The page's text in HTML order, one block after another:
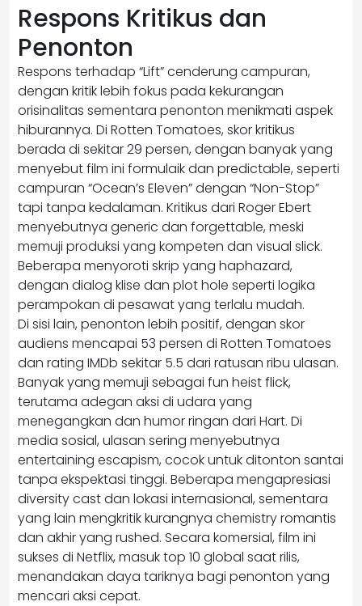
Respons Kritikus dan
Penonton
Respons terhadap “Lift” cenderung campuran,
dengan kritik lebih fokus pada kekurangan
orisinalitas sementara penonton menikmati aspek
hiburannya. Di Rotten Tomatoes, skor kritikus
berada di sekitar 29 persen, dengan banyak yang
menyebut film ini formulaik dan predictable, seperti
campuran “Ocean’s Eleven” dengan “Non-Stop”
tapi tanpa kedalaman. Kritikus dari Roger Ebert
menyebutnya generic dan forgettable, meski
memuji produksi yang kompeten dan visual slick.
Beberapa menyoroti skrip yang haphazard,
dengan dialog klise dan plot hole seperti logika
perampokan di pesawat yang terlalu mudah.
Di sisi lain, penonton lebih positif, dengan skor
audiens mencapai 53 persen di Rotten Tomatoes
dan rating IMDb sekitar 5.5 dari ratusan ribu ulasan.
Banyak yang memuji sebagai fun heist flick,
terutama adegan aksi di udara yang
menegangkan dan humor ringan dari Hart. Di
media sosial, ulasan sering menyebutnya
entertaining escapism, cocok untuk ditonton santai
tanpa ekspektasi tinggi. Beberapa mengapresiasi
diversity cast dan lokasi internasional, sementara
yang lain mengkritik kurangnya chemistry romantis
dan akhir yang rushed. Secara komersial, film ini
sukses di Netflix, masuk top 10 global saat rilis,
menandakan daya tariknya bagi penonton yang
mencari aksi cepat.